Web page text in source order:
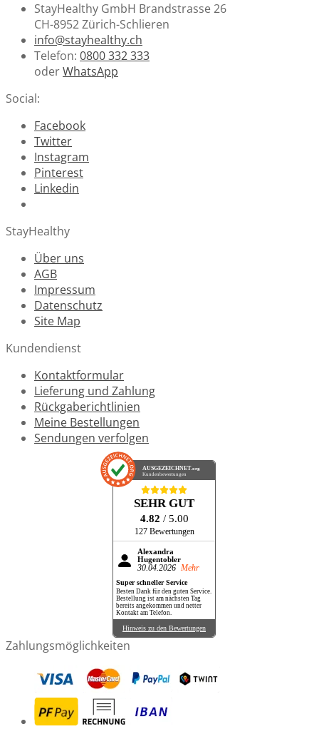
StayHealthy GmbH Brandstrasse 26
CH-8952 Zürich-Schlieren
info@stayhealthy.ch
Telefon: 0800 332 333
oderWhatsApp
Social:
Facebook
Twitter
Instagram
Pinterest
Linkedin
StayHealthy
Über uns
AGB
Impressum
Datenschutz
Site Map
Kundendienst
Kontaktformular
Lieferung und Zahlung
Rückgaberichtlinien
Meine Bestellungen
Sendungen verfolgen
AUSGEZEICHNET.org
Kundenbewertungen
SEHR GUT
4.82 / 5.00
127 Bewertungen
Alexandra
Hugentobler
30.04.2026 Mehr
Super schneller Service
Besten Dank für den guten Service.
Bestellung ist am nächsten Tag
bereits angekommen und netter
Kontakt am Telefon.
Hinweis zu den Bewertungen
Zahlungsmöglichkeiten